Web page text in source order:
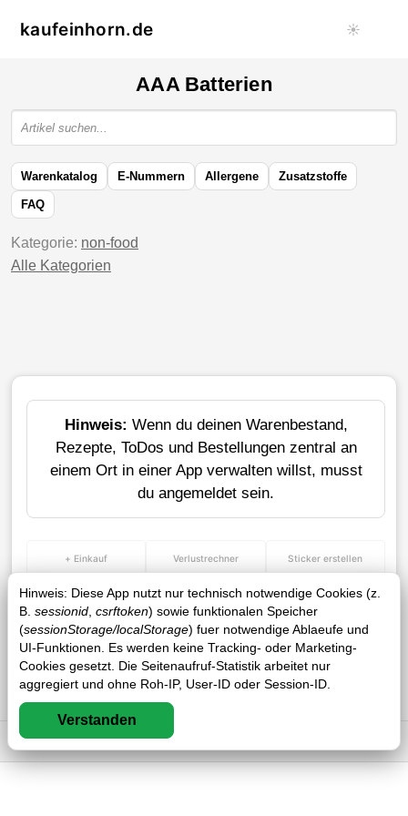
kaufeinhorn.de ☀️
Hinweis: Diese App nutzt nur technisch notwendige Cookies (z.
B. sessionid csrftoken) sowie funktionalen Speicher
(sessionStorage/localStorage) fuer notwendige Ablaeufe und
UI-Funktionen. Es werden keine Tracking- oder Marketing-
Cookies gesetzt. Die Seitenaufruf-Statistik arbeitet nur
aggregiert und ohne Roh-IP, User-ID oder Session-ID.
Verstanden
AAA Batterien
Warenkatalog E-Nummern Allergene Zusatzstoffe
FAQ
Kategorie: non-food
Alle Kategorien
Hinweis: Wenn du deinen Warenbestand,
Rezepte, ToDos und Bestellungen zentral an
einem Ort in einer App verwalten willst, musst
du angemeldet sein.
+ Einkauf Verlustrechner Sticker erstellen
0 / 0
Impressum